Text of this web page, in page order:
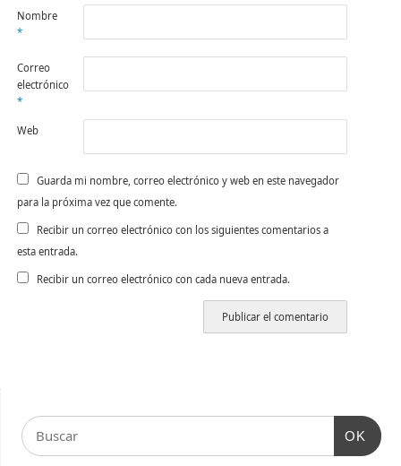
Nombre
*
Correo
electrónico
*
Web
Guarda mi nombre, correo electrónico y web en este navegador
para la próxima vez que comente.
Recibir un correo electrónico con los siguientes comentarios a
esta entrada.
Recibir un correo electrónico con cada nueva entrada.
OK